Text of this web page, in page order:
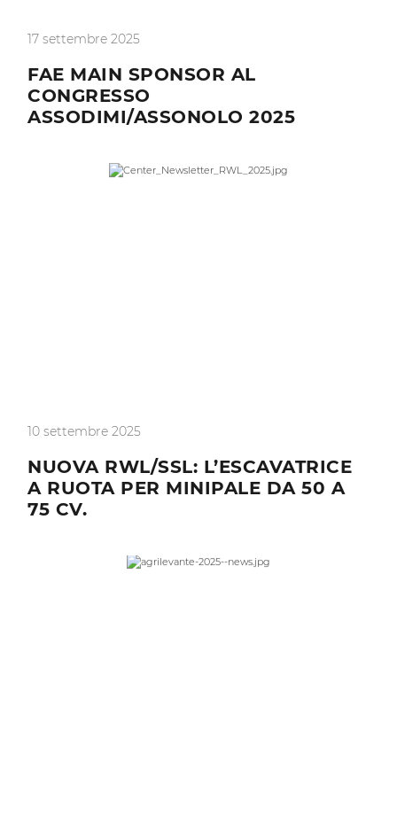
17 settembre 2025
FAE MAIN SPONSOR AL
CONGRESSO
ASSODIMI/ASSONOLO 2025
10 settembre 2025
NUOVA RWL/SSL: L’ESCAVATRICE
A RUOTA PER MINIPALE DA 50 A
75 CV.